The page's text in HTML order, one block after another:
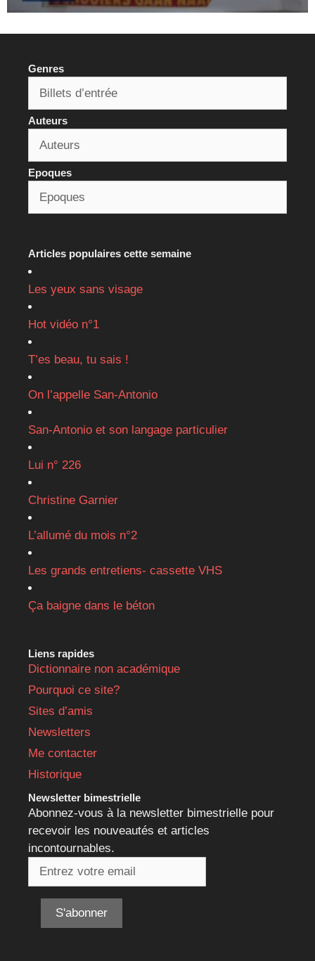
Genres
Auteurs
Epoques
Articles populaires cette semaine
Les yeux sans visage
Hot vidéo n°1
T’es beau, tu sais !
On l’appelle San-Antonio
San-Antonio et son langage particulier
Lui n° 226
Christine Garnier
L’allumé du mois n°2
Les grands entretiens- cassette VHS
Ça baigne dans le béton
Liens rapides
Dictionnaire non académique
Pourquoi ce site?
Sites d’amis
Newsletters
Me contacter
Historique
Newsletter bimestrielle
Abonnez-vous à la newsletter bimestrielle pour
recevoir les nouveautés et articles
incontournables.